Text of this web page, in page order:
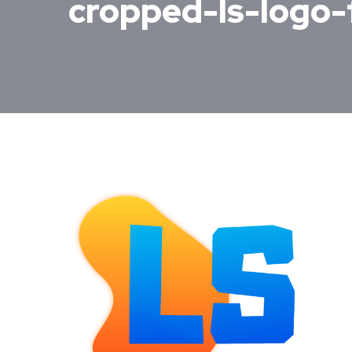
cropped-ls-